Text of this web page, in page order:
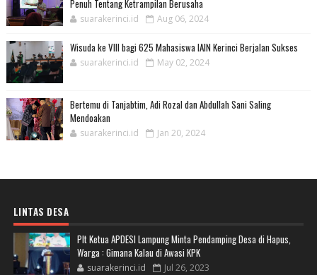
Penuh Tentang Ketrampilan Berusaha
suarakerinci.id Aug 06, 2024
Wisuda ke VIII bagi 625 Mahasiswa IAIN Kerinci Berjalan Sukses
suarakerinci.id May 02, 2024
Bertemu di Tanjabtim, Adi Rozal dan Abdullah Sani Saling
Mendoakan
suarakerinci.id Jan 20, 2024
LINTAS DESA
Plt Ketua APDESI Lampung Minta Pendamping Desa di Hapus,
Warga : Gimana Kalau di Awasi KPK
suarakerinci.id Jul 26, 2023